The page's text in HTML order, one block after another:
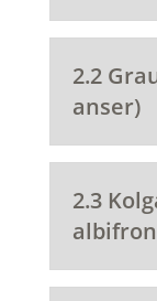
2.2
anser)
2.3